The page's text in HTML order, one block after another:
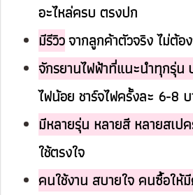
อะไหล่ครบ ตรงปก
มีรีวิวจากลูกค้าตัวจริง ไม่ต้อ
จักรยานไฟฟ้าที่แนะนำทุกรุ่น
ไฟน้อย ชาร์จไฟครั้งละ 6-8
มีหลายรุ่น หลายสี หลายสเป
ใช้ตรงใจ
คนใช้งาน สบายใจ คนซื้อให้